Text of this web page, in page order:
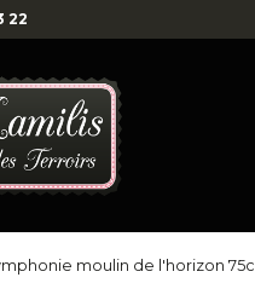
moulin de l'horizon 75cl
22